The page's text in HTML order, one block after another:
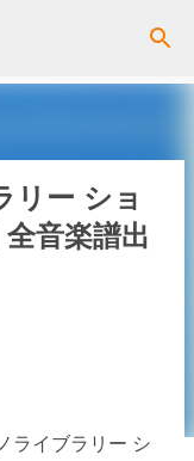
ツに移動
リー ショ
音楽譜出
ライブラリー シ